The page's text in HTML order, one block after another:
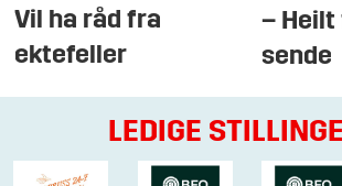
Vil ha råd fra
ektefeller
– Heilt
sende
LEDIGE